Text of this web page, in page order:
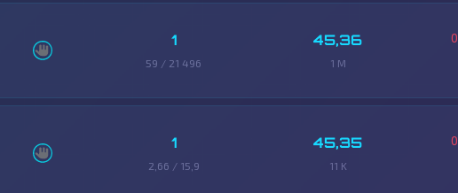
1
59 / 21 496
45,36
1 M
0
1
2,66 / 15,9
45,35
11 K
0